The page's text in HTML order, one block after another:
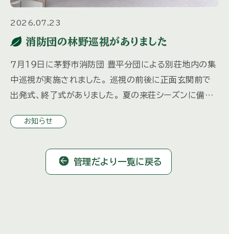
2026.07.23
消防団の林野巡視がありました
７月１９日に茅野市消防団 豊平分団による別荘地内の集
中巡視が実施されました。 巡視の前後に正面玄関前で
出発式、終了式がありました。 夏の来荘シーズンに備え、
の巡回、ホー […]
お知らせ
管理だより一覧に戻る